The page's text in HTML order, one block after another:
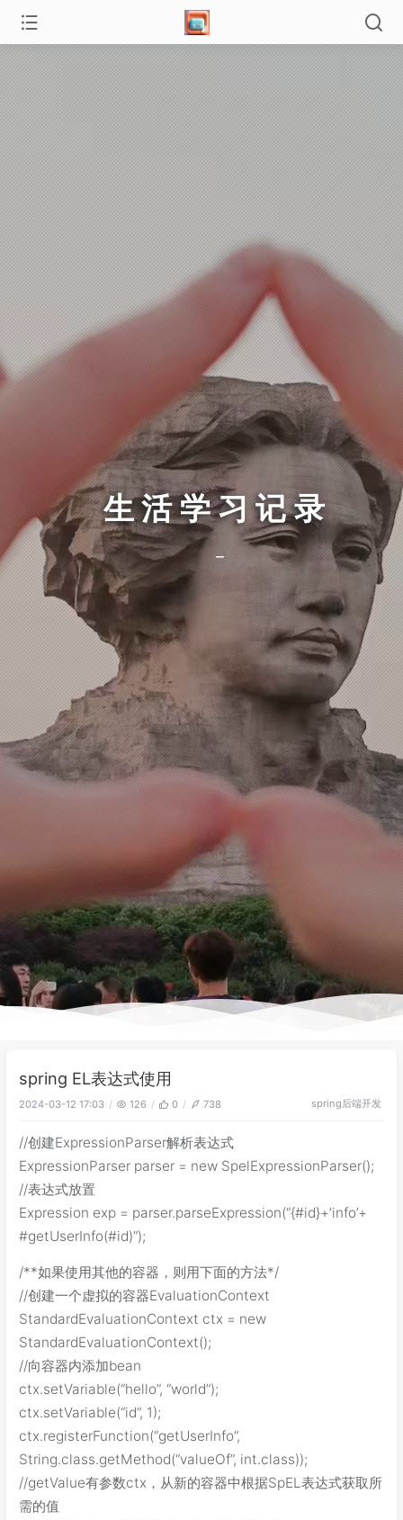
生活学习记录
spring EL表达式使用
2024-03-12 17:03 126 0 738 spring后端开发
//创建ExpressionParser解析表达式
ExpressionParser parser = new SpelExpressionParser();
//表达式放置
Expression exp = parser.parseExpression(“{#id}+’info’+
#getUserInfo(#id)”);
/**如果使用其他的容器，则用下面的方法*/
//创建一个虚拟的容器EvaluationContext
StandardEvaluationContext ctx = new
StandardEvaluationContext();
//向容器内添加bean
ctx.setVariable(“hello”, “world”);
ctx.setVariable(“id”, 1);
ctx.registerFunction(“getUserInfo”,
String.class.getMethod(“valueOf”, int.class));
//getValue有参数ctx，从新的容器中根据SpEL表达式获取所
需的值